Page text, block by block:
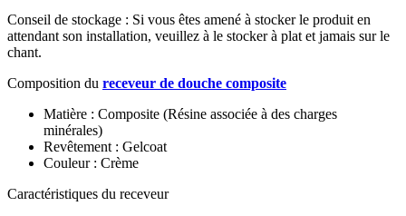
Conseil de stockage : Si vous êtes amené à stocker le produit en
attendant son installation, veuillez à le stocker à plat et jamais sur le
chant.
Composition du receveur de douche composite
Matière : Composite (Résine associée à des charges
minérales)
Revêtement : Gelcoat
Couleur : Crème
Caractéristiques du receveur